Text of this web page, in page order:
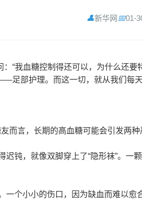
👤新华网 📅01-
“我血糖控制得还可以，为什么还
足部护理。而这一切，就从我们每天
而言，长期的高血糖可能会引发两种
迟钝，就像双脚穿上了“隐形袜”。
一个小小的伤口，因为缺血而难以